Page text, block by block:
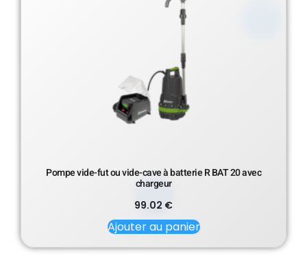
Pompe vide-fut ou vide-cave à batterie R BAT 20 avec
chargeur
99.02 €
Ajouter au panier